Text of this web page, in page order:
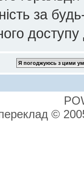
за
доступу
©